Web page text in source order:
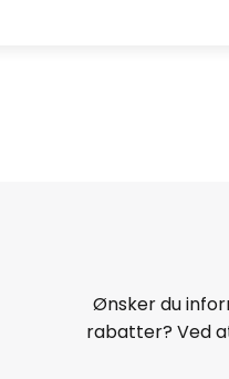
Ønsker du
rabatter? Ved